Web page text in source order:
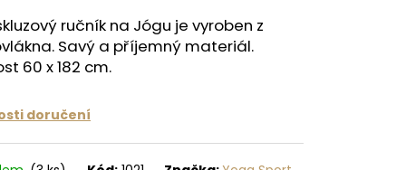
ručník na Jógu je vyroben z
Savý a příjemný materiál.
60 x 182 cm.
doručení